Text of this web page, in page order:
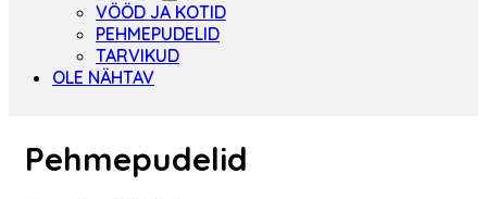
VÖÖD JA KOTID
PEHMEPUDELID
TARVIKUD
OLE NÄHTAV
Pehmepudelid